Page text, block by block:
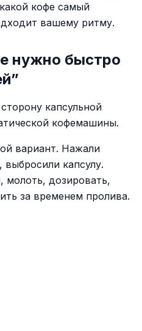
кофе самый
вашему ритму.
нужно быстро
капсульной
кофемашины.
вариант. Нажали
капсулу.
молоть, дозировать,
за временем пролива.